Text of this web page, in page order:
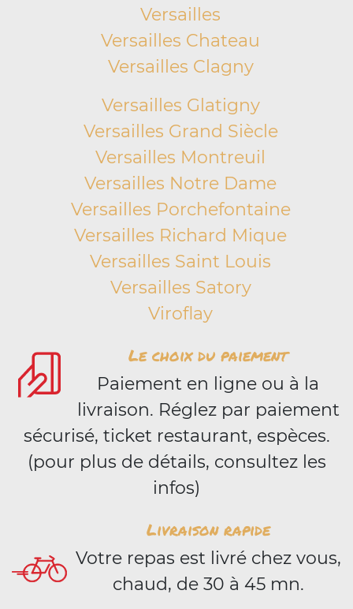
Versailles
Versailles Chateau
Versailles Clagny
Versailles Glatigny
Versailles Grand Siècle
Versailles Montreuil
Versailles Notre Dame
Versailles Porchefontaine
Versailles Richard Mique
Versailles Saint Louis
Versailles Satory
Viroflay
Le choix du paiement
Paiement en ligne ou à la
livraison. Réglez par paiement
sécurisé, ticket restaurant, espèces.
(pour plus de détails, consultez les
infos)
Livraison rapide
Votre repas est livré chez vous,
chaud, de 30 à 45 mn.